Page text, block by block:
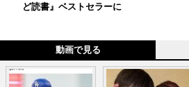
ど読書』ベストセラーに
動画で見る